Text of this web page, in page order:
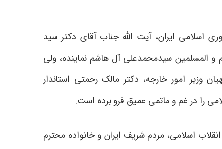
اسلامی ایران، آیت الله جناب آقای دکتر سید
و المسلمین سیدمحمدعلی آل هاشم نماینده، ولی
وزیر امور خارجه، دکتر مالک رحمتی استاندار
را در غم و ماتمی عمیق فرو برده است.
اسلامی، مردم شریف ایران و خانواده محترم